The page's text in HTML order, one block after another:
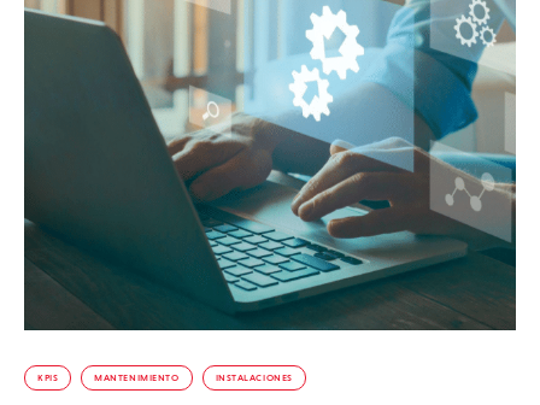
KPIS MANTENIMIENTO INSTALACIONES